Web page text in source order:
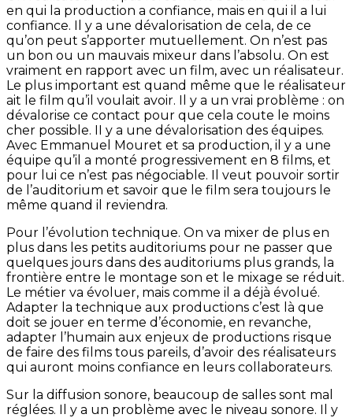
en qui la production a confiance, mais en qui il a lui
confiance. Il y a une dévalorisation de cela, de ce
qu’on peut s’apporter mutuellement. On n’est pas
un bon ou un mauvais mixeur dans l’absolu. On est
vraiment en rapport avec un film, avec un réalisateur.
Le plus important est quand même que le réalisateur
ait le film qu’il voulait avoir. Il y a un vrai problème : on
dévalorise ce contact pour que cela coute le moins
cher possible. II y a une dévalorisation des équipes.
Avec Emmanuel Mouret et sa production, il y a une
équipe qu’il a monté progressivement en 8 films, et
pour lui ce n’est pas négociable. Il veut pouvoir sortir
de l’auditorium et savoir que le film sera toujours le
même quand il reviendra.
Pour l’évolution technique. On va mixer de plus en
plus dans les petits auditoriums pour ne passer que
quelques jours dans des auditoriums plus grands, la
frontière entre le montage son et le mixage se réduit.
Le métier va évoluer, mais comme il a déjà évolué.
Adapter la technique aux productions c’est là que
doit se jouer en terme d’économie, en revanche,
adapter l’humain aux enjeux de productions risque
de faire des films tous pareils, d’avoir des réalisateurs
qui auront moins confiance en leurs collaborateurs.
Sur la diffusion sonore, beaucoup de salles sont mal
réglées. Il y a un problème avec le niveau sonore. Il y